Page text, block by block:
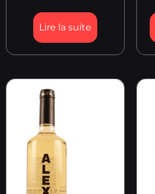
Lire la suite